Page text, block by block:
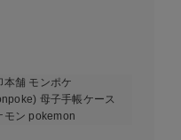
本舗 モンポケ
母子手帳ケース
モン pokemon